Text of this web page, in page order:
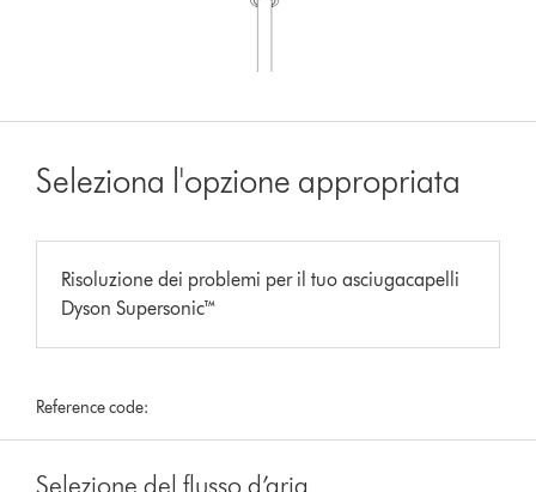
Seleziona l'opzione appropriata
Risoluzione dei problemi per il tuo asciugacapelli
Dyson Supersonic™
Reference code:
Selezione del flusso d’aria